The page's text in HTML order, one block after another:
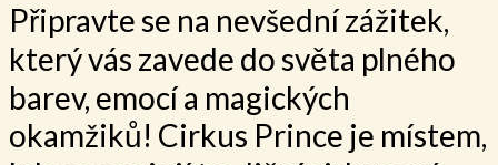
Připravte se na nevšední zážitek,
který vás zavede do světa plného
barev, emocí a magických
okamžiků! Cirkus Prince je místem,